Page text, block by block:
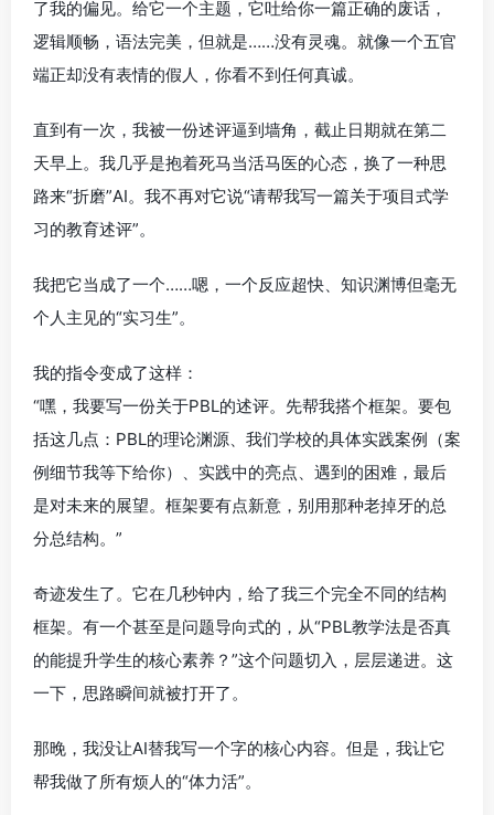
了我的偏见。给它一个主题，它吐给你一篇正确的废话，
逻辑顺畅，语法完美，但就是……没有灵魂。就像一个五官
端正却没有表情的假人，你看不到任何真诚。
直到有一次，我被一份述评逼到墙角，截止日期就在第二
天早上。我几乎是抱着死马当活马医的心态，换了一种思
路来“折磨”AI。我不再对它说“请帮我写一篇关于项目式学
习的教育述评”。
我把它当成了一个……嗯，一个反应超快、知识渊博但毫无
个人主见的“实习生”。
我的指令变成了这样：
“嘿，我要写一份关于PBL的述评。先帮我搭个框架。要包
括这几点：PBL的理论渊源、我们学校的具体实践案例（案
例细节我等下给你）、实践中的亮点、遇到的困难，最后
是对未来的展望。框架要有点新意，别用那种老掉牙的总
分总结构。”
奇迹发生了。它在几秒钟内，给了我三个完全不同的结构
框架。有一个甚至是问题导向式的，从“PBL教学法是否真
的能提升学生的核心素养？”这个问题切入，层层递进。这
一下，思路瞬间就被打开了。
那晚，我没让AI替我写一个字的核心内容。但是，我让它
帮我做了所有烦人的“体力活”。